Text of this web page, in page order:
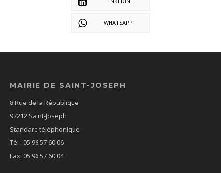
WHATSAPP
MAIRIE DE SAINT-JOSEPH
8 Rue de la République
97212 Saint-Joseph
Standard téléphonique
Tél : 05 96 57 60 06
Fax: 05 96 57 60 04